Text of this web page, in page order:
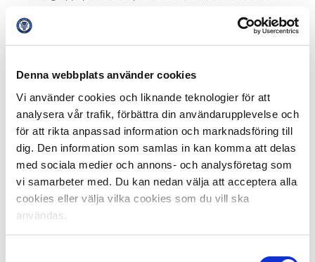
Denna webbplats använder cookies
Vi använder cookies och liknande teknologier för att
analysera vår trafik, förbättra din användarupplevelse och
för att rikta anpassad information och marknadsföring till
dig. Den information som samlas in kan komma att delas
med sociala medier och annons- och analysföretag som
vi samarbeter med. Du kan nedan välja att acceptera alla
cookies eller välja vilka cookies som du vill ska
användas.
rankingen, med plats 98).
vi vill göra det igen. Vi vill alltid vinna nästa match och
vinner man tillräckligt många så räcker det långt.
Problemet är bara att ibland förlorar man också, säger
Lasse Landin, och lägger till.
– Men vi är fortfarande obesegrade på Emirates, det är
Samtliga länder bakom Sverige är också utslagna från
vårens Europaspel och kan inte passera innan
sommaren. I sommar stryks dessutom resultaten från
säsongen 13/14 vilket innebär att andra länder tappar